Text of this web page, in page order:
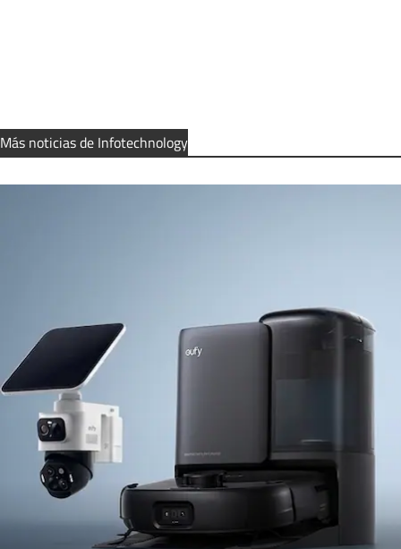
Más noticias de Infotechnology